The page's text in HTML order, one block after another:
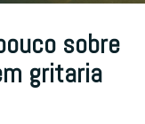
sobre
gritaria